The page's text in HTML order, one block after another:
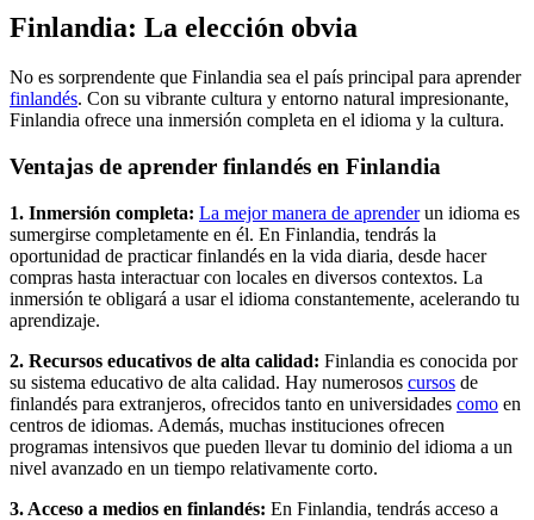
Finlandia: La elección obvia
No es sorprendente que Finlandia sea el país principal para aprender
finlandés. Con su vibrante cultura y entorno natural impresionante,
Finlandia ofrece una inmersión completa en el idioma y la cultura.
Ventajas de aprender finlandés en Finlandia
1. Inmersión completa: La mejor manera de aprenderun idioma es
sumergirse completamente en él. En Finlandia, tendrás la
oportunidad de practicar finlandés en la vida diaria, desde hacer
compras hasta interactuar con locales en diversos contextos. La
inmersión te obligará a usar el idioma constantemente, acelerando tu
aprendizaje.
2. Recursos educativos de alta calidad: Finlandia es conocida por
su sistema educativo de alta calidad. Hay numerosos cursos de
finlandés para extranjeros, ofrecidos tanto en universidades como en
centros de idiomas. Además, muchas instituciones ofrecen
programas intensivos que pueden llevar tu dominio del idioma a un
nivel avanzado en un tiempo relativamente corto.
3. Acceso a medios en finlandés: En Finlandia, tendrás acceso a